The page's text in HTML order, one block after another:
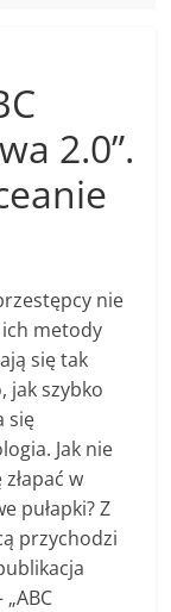
2.0”.
nie
metody
się tak
jak szybko
się
Jak nie
w
pułapki? Z
przychodzi
„ABC